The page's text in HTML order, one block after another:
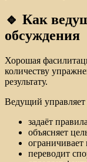
🔹 Как
обсуждения
Хорошая
количеству
результату.
Ведущий управляет
задаёт
объясняет
ограничивает
переводит